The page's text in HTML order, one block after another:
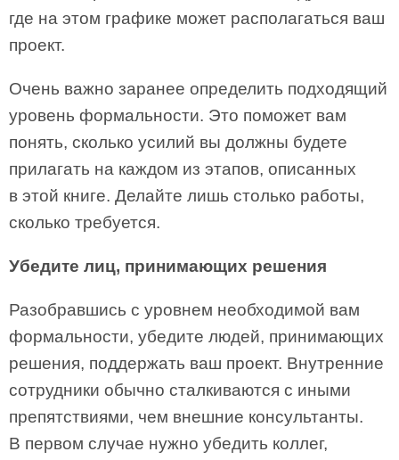
где на этом графике может располагаться ваш
проект.
Очень важно заранее определить подходящий
уровень формальности. Это поможет вам
понять, сколько усилий вы должны будете
прилагать на каждом из этапов, описанных
в этой книге. Делайте лишь столько работы,
сколько требуется.
Убедите лиц, принимающих решения
Разобравшись с уровнем необходимой вам
формальности, убедите людей, принимающих
решения, поддержать ваш проект. Внутренние
сотрудники обычно сталкиваются с иными
препятствиями, чем внешние консультанты.
В первом случае нужно убедить коллег,